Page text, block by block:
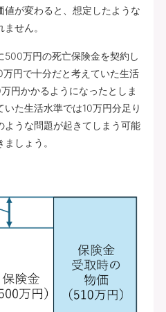
値が変わると、想定したような
せん。
500万円の死亡保険金を契約し
円で十分だと考えていた生活
円かかるようになったとしま
た生活水準では10万円分足り
ような問題が起きてしまう可能
しょう。